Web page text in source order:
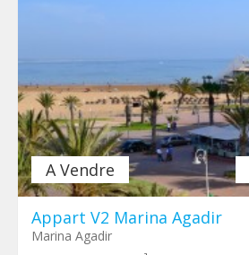
A Vendre
Appart V2 Marina Agadir
Marina Agadir